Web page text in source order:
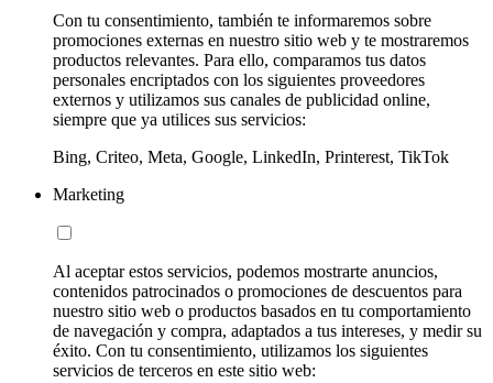
Con tu consentimiento, también te informaremos sobre
promociones externas en nuestro sitio web y te mostraremos
productos relevantes. Para ello, comparamos tus datos
personales encriptados con los siguientes proveedores
externos y utilizamos sus canales de publicidad online,
siempre que ya utilices sus servicios:
Bing, Criteo, Meta, Google, LinkedIn, Printerest, TikTok
Marketing
Al aceptar estos servicios, podemos mostrarte anuncios,
contenidos patrocinados o promociones de descuentos para
nuestro sitio web o productos basados en tu comportamiento
de navegación y compra, adaptados a tus intereses, y medir su
éxito. Con tu consentimiento, utilizamos los siguientes
servicios de terceros en este sitio web: